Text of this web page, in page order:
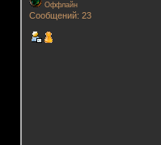
Оффлайн
Сообщений: 23